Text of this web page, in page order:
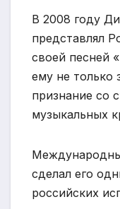
В 2008 году
представлял
своей песней
ему не только
признание со
музыкальных
сделал его
российских